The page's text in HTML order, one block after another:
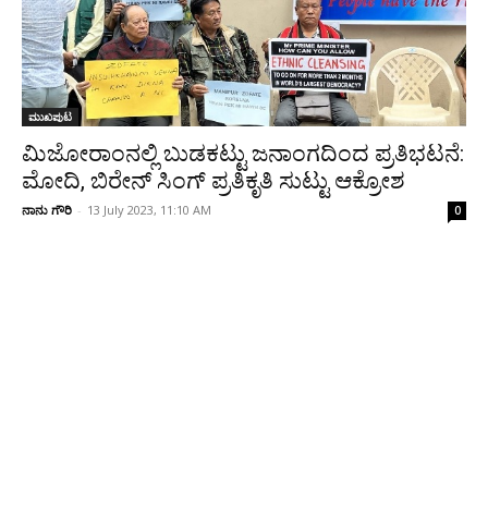
ಮುಖಪುಟ
ಮಿಜೋರಾಂನಲ್ಲಿ ಬುಡಕಟ್ಟು ಜನಾಂಗದಿಂದ ಪ್ರತಿಭಟನೆ:
ಮೋದಿ, ಬಿರೇನ್ ಸಿಂಗ್ ಪ್ರತಿಕೃತಿ ಸುಟ್ಟು ಆಕ್ರೋಶ
ನಾನು ಗೌರಿ - 13 July 2023, 11:10 AM 0